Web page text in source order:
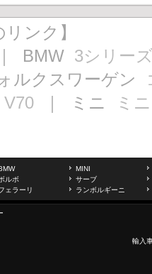
ンク】
BMW 3シリー
ルクスワーゲン
V70 ｜ ミニ ミニ
MINI
ルボ
サーブ
ェラーリ ランボルギーニ
輸入